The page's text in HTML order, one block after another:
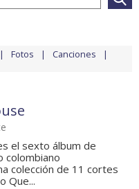
Fotos Canciones
el sexto álbum de
colombiano
colección de 11 cortes
Que...